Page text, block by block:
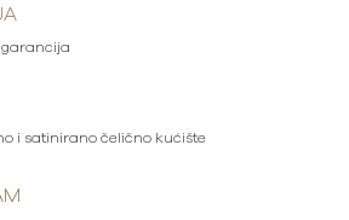
garancija
i satinirano čelično kućište